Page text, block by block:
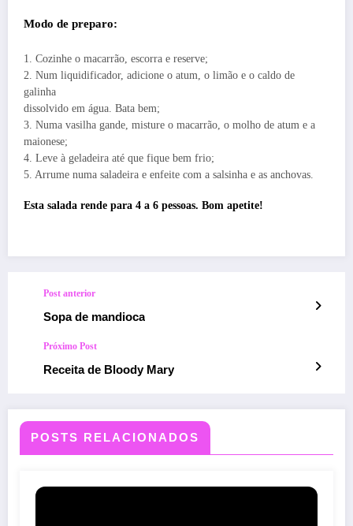
Modo de preparo:
1. Cozinhe o macarrão, escorra e reserve;
2. Num liquidificador, adicione o atum, o limão e o caldo de
galinha
dissolvido em água. Bata bem;
3. Numa vasilha gande, misture o macarrão, o molho de atum e a
maionese;
4. Leve à geladeira até que fique bem frio;
5. Arrume numa saladeira e enfeite com a salsinha e as anchovas.
Esta salada rende para 4 a 6 pessoas. Bom apetite!
Post anterior
Sopa de mandioca
Próximo Post
Receita de Bloody Mary
POSTS RELACIONADOS